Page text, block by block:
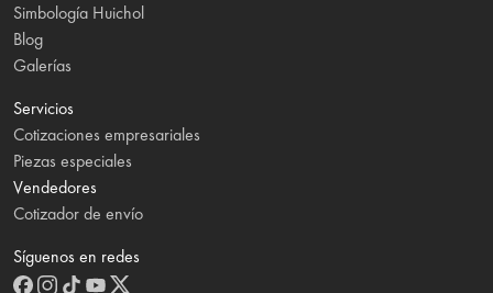
Simbología Huichol
Blog
Galerías
Servicios
Cotizaciones empresariales
Piezas especiales
Vendedores
Cotizador de envío
Síguenos en redes